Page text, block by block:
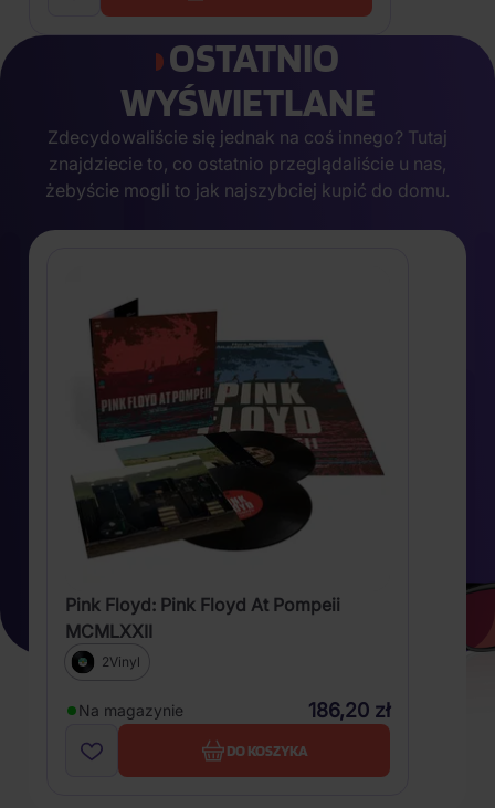
OSTATNIO
WYŚWIETLANE
Zdecydowaliście się jednak na coś innego? Tutaj
znajdziecie to, co ostatnio przeglądaliście u nas,
żebyście mogli to jak najszybciej kupić do domu.
Pink Floyd: Pink Floyd At Pompeii
MCMLXXII
2Vinyl
Na magazynie 186,20 zł
DO KOSZYKA